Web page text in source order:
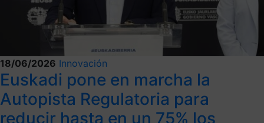
18/06/2026 Innovación
Euskadi pone en marcha la
Autopista Regulatoria para
reducir hasta en un 75% los